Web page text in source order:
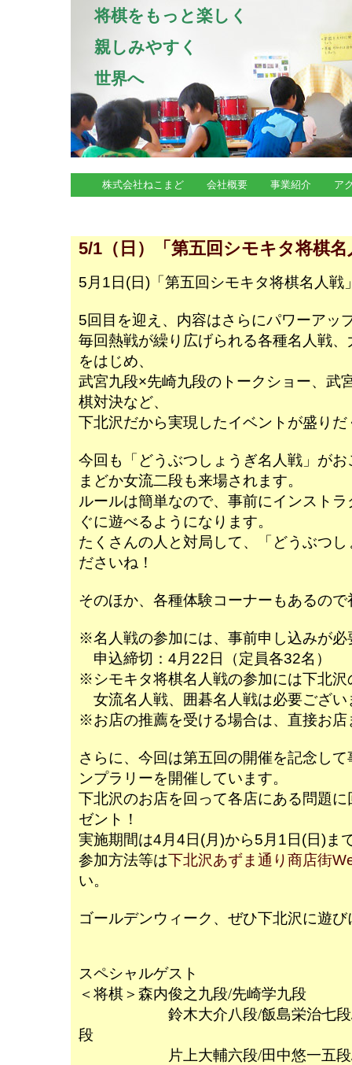
将棋をもっと楽しく
親しみやすく
世界へ
株式会社ねこまど 会社概要 事業紹介 ア
5/1（日）「第五回シモキタ将棋
5月1日(日)「第五回シモキタ将棋名人戦
5回目を迎え、内容はさらにパワーアッ
毎回熱戦が繰り広げられる各種名人戦
をはじめ、
武宮九段×先崎九段のトークショー、武
棋対決など、
下北沢だから実現したイベントが盛りだ
今回も「どうぶつしょうぎ名人戦」が
まどか女流二段も来場されます。
ルールは簡単なので、事前にインスト
ぐに遊べるようになります。
たくさんの人と対局して、「どうぶつ
ださいね！
そのほか、各種体験コーナーもあるの
※名人戦の参加には、事前申し込みが必
申込締切：4月22日（定員各32名）
※シモキタ将棋名人戦の参加には下北
女流名人戦、囲碁名人戦は必要ござい
※お店の推薦を受ける場合は、直接お店
さらに、今回は第五回の開催を記念し
ンプラリーを開催しています。
下北沢のお店を回って各店にある問題
ゼント！
実施期間は4月4日(月)から5月1日(日)ま
参加方法等は下北沢あずま通り商店街
い。
ゴールデンウィーク、ぜひ下北沢に遊
スペシャルゲスト
＜将棋＞森内俊之九段/先崎学九段
鈴木大介八段/飯島栄治七段/櫛
段
片上大輔六段/田中悠一五段/